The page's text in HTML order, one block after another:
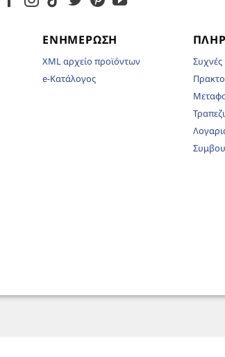
ΕΝΗΜΈΡΩΣΗ
XML αρχείο προϊόντων
e-Κατάλογος
Συχνές